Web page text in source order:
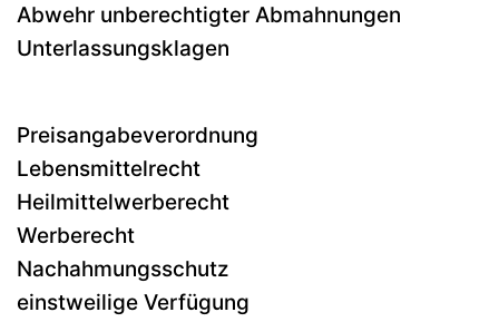
Abwehr unberechtigter Abmahnungen
Unterlassungsklagen
Preisangabeverordnung
Lebensmittelrecht
Heilmittelwerberecht
Werberecht
Nachahmungsschutz
einstweilige Verfügung